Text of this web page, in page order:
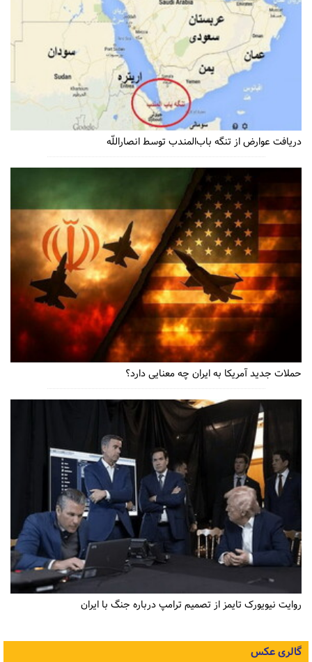
دریافت عوارض از تنگه باب‌المندب توسط انصاراللّه
حملات جدید آمریکا به ایران چه معنایی دارد؟
روایت نیویورک تایمز از تصمیم ترامپ درباره جنگ با ایران
گالری عکس